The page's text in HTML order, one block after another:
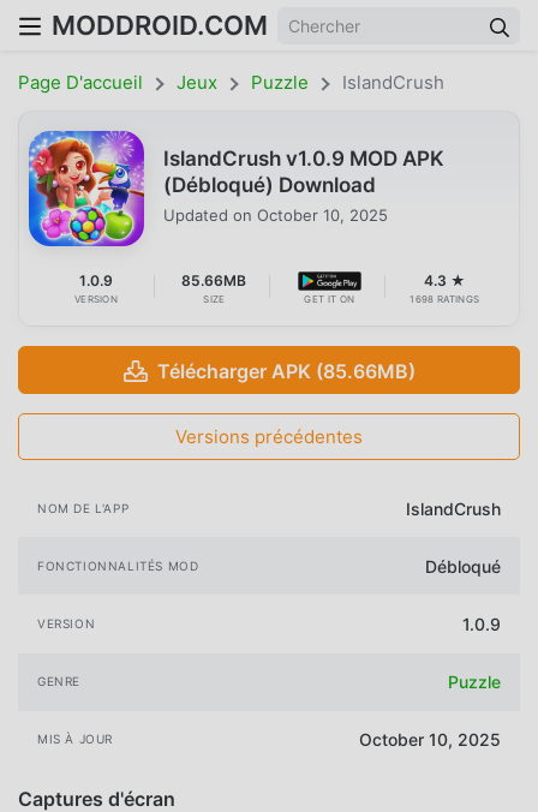
MODDROID.COM
Page D'accueil Jeux Puzzle IslandCrush
IslandCrush v1.0.9 MOD APK
(Débloqué) Download
Updated on October 10, 2025
1.0.9
VERSION
85.66MB
SIZE GET IT ON
4.3 ★
1698 RATINGS
Télécharger APK (85.66MB)
Versions précédentes
NOM DE L'APP IslandCrush
FONCTIONNALITÉS MOD Débloqué
VERSION 1.0.9
GENRE Puzzle
MIS À JOUR October 10, 2025
Captures d'écran